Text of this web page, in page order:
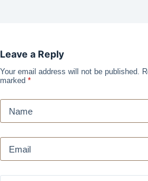
Leave a Reply
Your email address will not be published.
marked *
Name
Email